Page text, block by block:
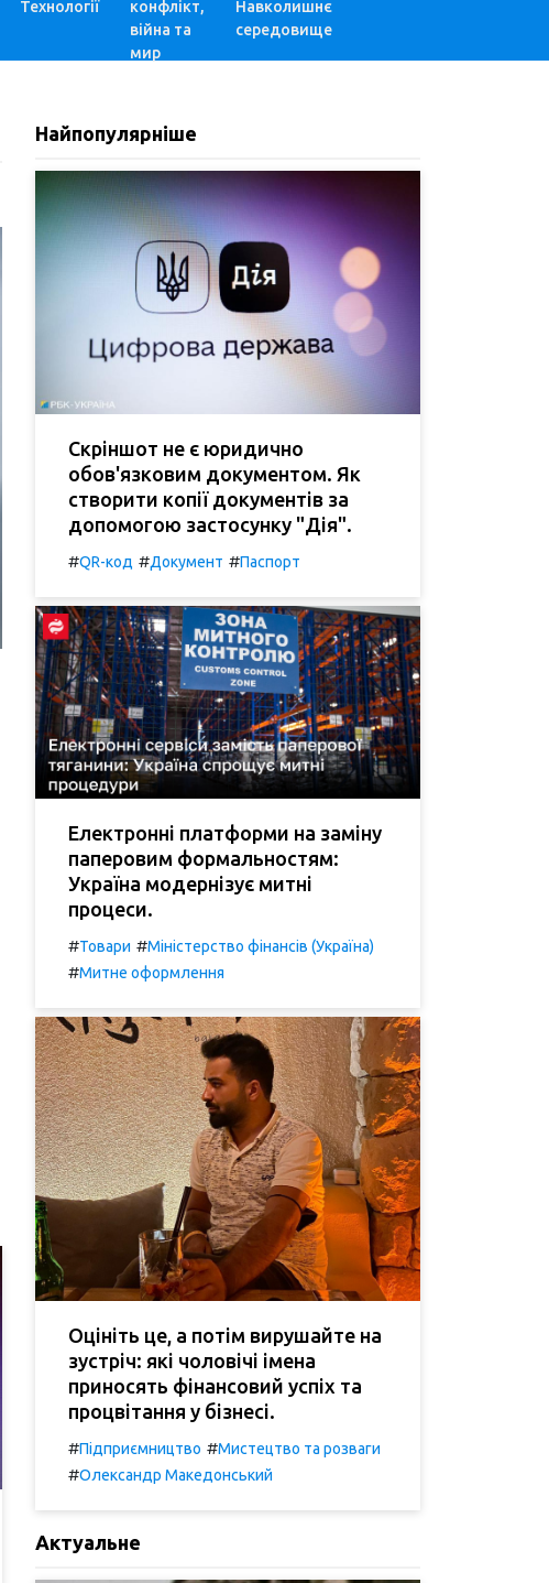
Технології
конфлікт,
війна та
мир
Навколишнє
середовище
Найпопулярніше
Скріншот не є юридично
обов'язковим документом. Як
створити копії документів за
допомогою застосунку "Дія".
#QR-код #Документ #Паспорт
Електронні платформи на заміну
паперовим формальностям:
Україна модернізує митні
процеси.
#Товари #Міністерство фінансів (Україна)
#Митне оформлення
Оцініть це, а потім вирушайте на
зустріч: які чоловічі імена
приносять фінансовий успіх та
процвітання у бізнесі.
#Підприємництво #Мистецтво та розваги
#Олександр Македонський
Актуальне